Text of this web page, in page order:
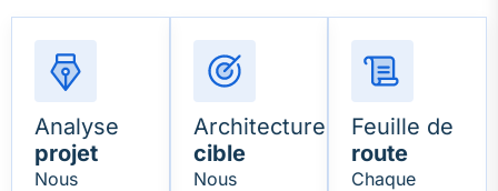
Analyse
projet
Nous
Architecture
cible
Nous
Feuille de
route
Chaque